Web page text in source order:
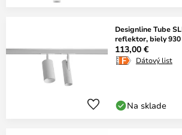
Designline Tube
reflektor, biely
113,00 €
Dátový list
Na sklade